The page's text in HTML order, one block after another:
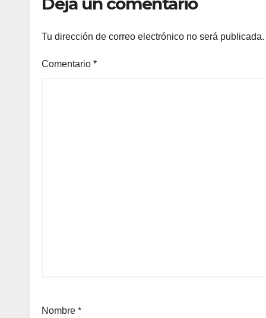
Tu dirección de correo electrónico no será publicada.
Comentario *
Nombre *